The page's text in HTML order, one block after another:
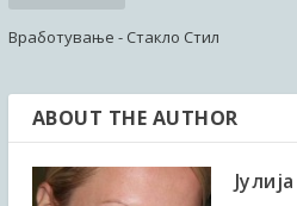
Вработување - Стакло Стил
ABOUT THE AUTHOR